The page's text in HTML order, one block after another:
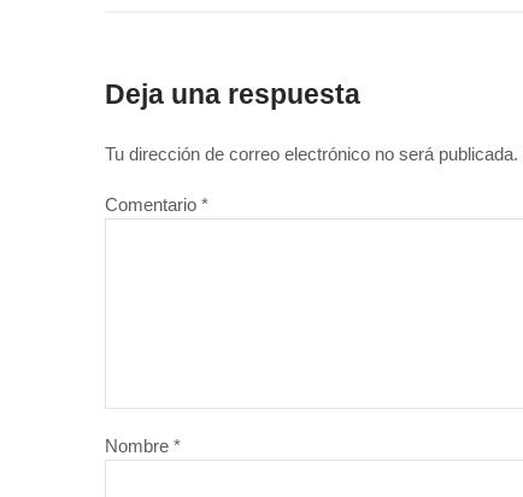
Deja una respuesta
Tu dirección de correo electrónico no será publicada.
Comentario *
Nombre *